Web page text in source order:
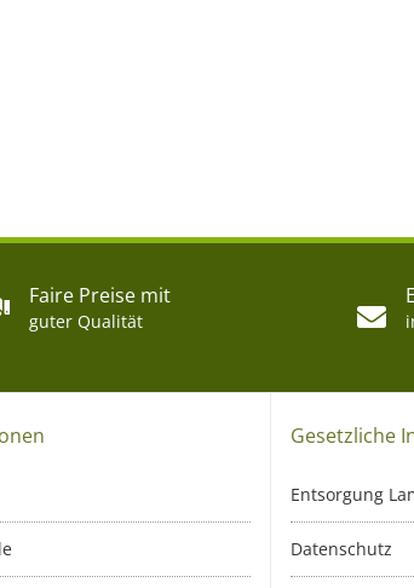
Faire Preise mit
guter Qualität
Gesetzliche
Entsorgung
Datenschutz